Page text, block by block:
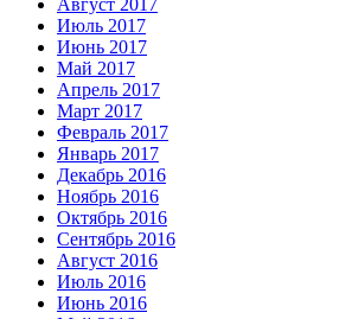
Август 2017
Июль 2017
Июнь 2017
Май 2017
Апрель 2017
Март 2017
Февраль 2017
Январь 2017
Декабрь 2016
Ноябрь 2016
Октябрь 2016
Сентябрь 2016
Август 2016
Июль 2016
Июнь 2016